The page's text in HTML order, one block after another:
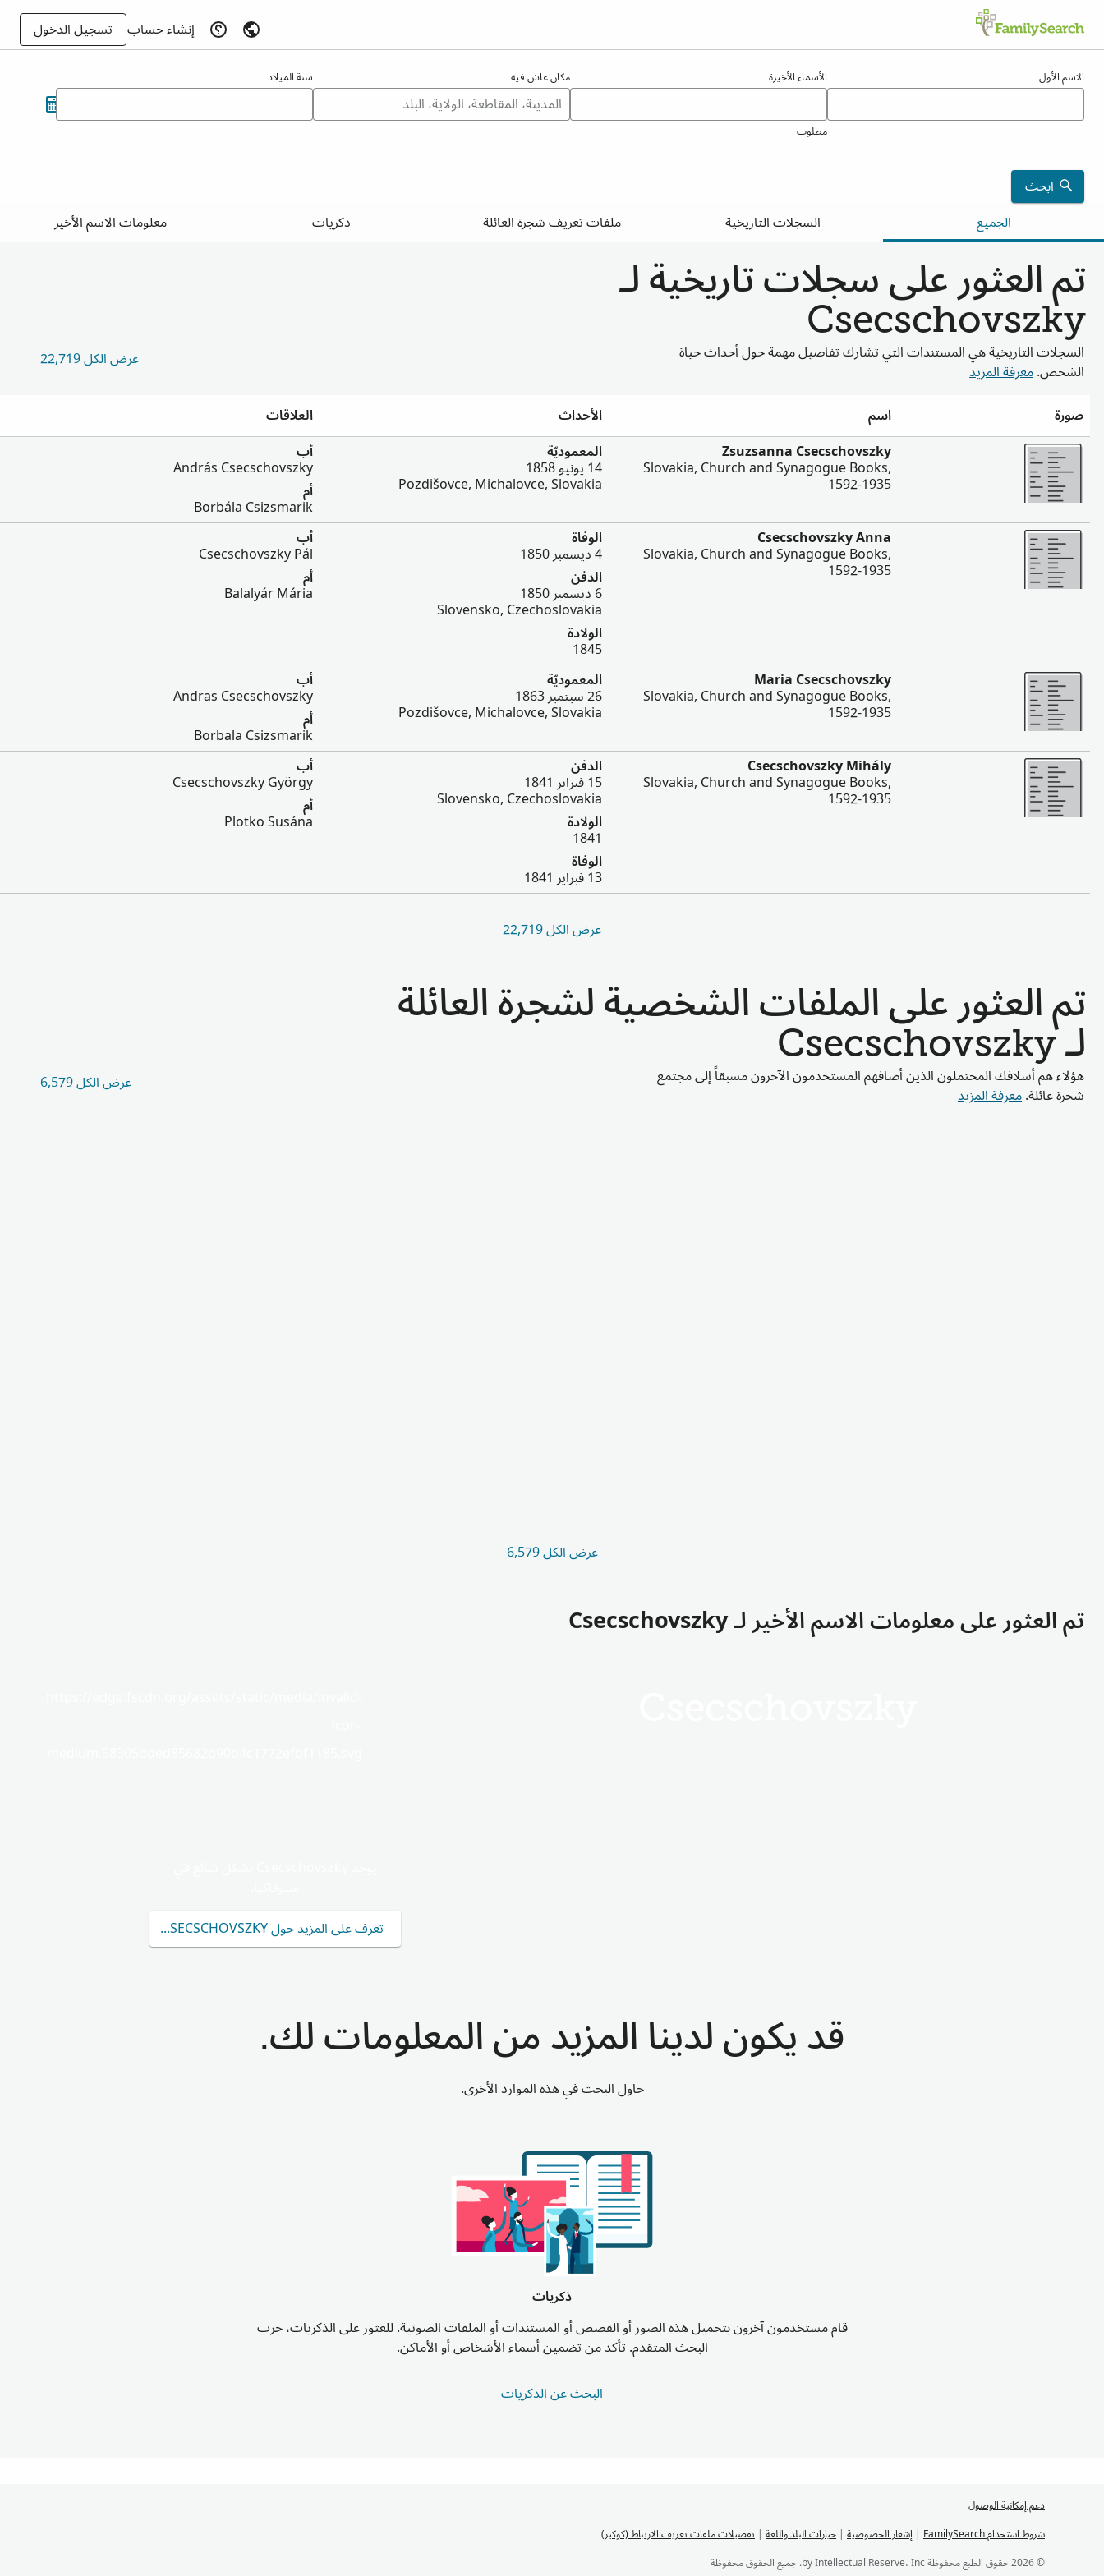
إنشاء حساب تسجيل الدخول
الاسم الأول الأسماء الأخيرة
مطلوب
مكان عاش فيه سنة الميلاد
ابحث
الجميع
السجلات التاريخية ملفات تعريف شجرة العائلة ذكريات معلومات الاسم الأخير
تم العثور على سجلات تاريخية لـ
Csecschovszky
السجلات التاريخية هي المستندات التي تشارك تفاصيل مهمة حول أحداث حياة
الشخص.معرفة المزيد عرض الكل 22,719
صورة اسم الأحداث
العلاقات
المزيد
Zsuzsanna Csecschovszky
Slovakia, Church and Synagogue Books,
1592-1935
المعموديّة
14 يونيو 1858
Pozdišovce, Michalovce, Slovakia
أب
András Csecschovszky
أم
Borbála Csizsmarik
المزيد
Csecschovszky Anna
Slovakia, Church and Synagogue Books,
1592-1935
الوفاة
4 ديسمبر 1850
الدفن
6 ديسمبر 1850
Slovensko, Czechoslovakia
الولادة
1845
أب
Csecschovszky Pál
أم
Balalyár Mária
المزيد Maria Csecschovszky
Slovakia, Church and Synagogue Books,
1592-1935
المعموديّة
26 سبتمبر 1863
Pozdišovce, Michalovce, Slovakia
أب
Andras Csecschovszky
أم
Borbala Csizsmarik
المزيد
Csecschovszky Mihály
Slovakia, Church and Synagogue Books,
1592-1935
الدفن
15 فبراير 1841
Slovensko, Czechoslovakia
الولادة
1841
الوفاة
13 فبراير 1841
أب
Csecschovszky György
أم
Plotko Susána
عرض الكل 22,719
تم العثور على الملفات الشخصية لشجرة العائلة
لـ Csecschovszky
هؤلاء هم أسلافك المحتملون الذين أضافهم المستخدمون الآخرون مسبقاً إلى مجتمع
شجرة عائلة.معرفة المزيد عرض الكل 6,579
عرض الكل 6,579
تم العثور على معلومات الاسم الأخير لـ Csecschovszky
تعرف على المزيد حول CSECSCHOVSZKY
قد يكون لدينا المزيد من المعلومات لك.
حاول البحث في هذه الموارد الأخرى.
ذكريات
قام مستخدمون آخرون بتحميل هذه الصور أو القصص أو المستندات أو الملفات الصوتية. للعثور على الذكريات، جرب
البحث المتقدم. تأكد من تضمين أسماء الأشخاص أو الأماكن.
البحث عن الذكريات
دعم إمكانية الوصول
شروط استخدام FamilySearch
| إشعار الخصوصية | خيارات البلد واللغة | تفضيلات ملفات تعريف الارتباط (كوكيز)
© 2026 حقوق الطبع محفوظة by Intellectual Reserve، Inc. جميع الحقوق محفوظة